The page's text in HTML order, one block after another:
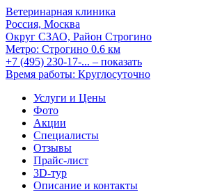
Ветеринарная клиника
Россия, Москва
Округ СЗАО, Район Строгино
Метро: Строгино 0.6 км
+7 (495) 230-17-... – показать
Время работы: Круглосуточно
Услуги и Цены
Фото
Акции
Специалисты
Отзывы
Прайс-лист
3D-тур
Описание и контакты